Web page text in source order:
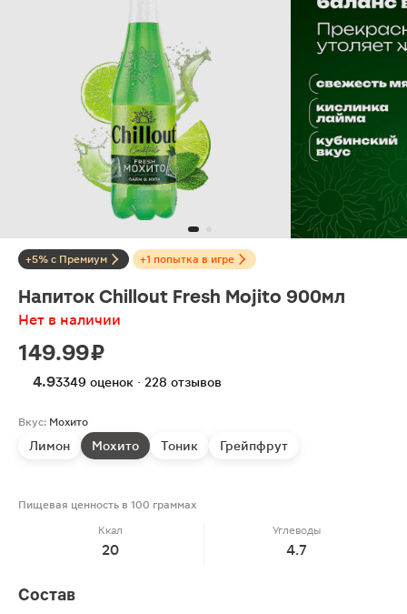
+5% с Премиум +1 попытка в игре
Напиток Chillout Fresh Mojito 900мл
Нет в наличии
149.99 ₽
4.93349 оценок · 228 отзывов
Вкус: Мохито
Лимон Мохито Тоник Грейпфрут
Пищевая ценность в 100 граммах
Ккал
20
Углеводы
4.7
Состав